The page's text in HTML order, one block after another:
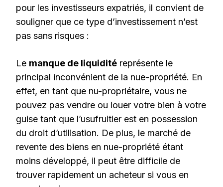
pour les investisseurs expatriés, il convient de
souligner que ce type d’investissement n’est
pas sans risques :
Le manque de liquidité représente le
principal inconvénient de la nue-propriété. En
effet, en tant que nu-propriétaire, vous ne
pouvez pas vendre ou louer votre bien à votre
guise tant que l’usufruitier est en possession
du droit d’utilisation. De plus, le marché de
revente des biens en nue-propriété étant
moins développé, il peut être difficile de
trouver rapidement un acheteur si vous en